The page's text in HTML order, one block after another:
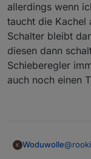
allerdings wenn
taucht die Kachel
Schalter bleibt
diesen dann
Schieberegler
auch noch einen
Woduwolle@